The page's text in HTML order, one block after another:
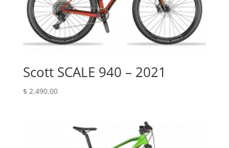
Scott SCALE 940 – 2021
$ 2.490.00